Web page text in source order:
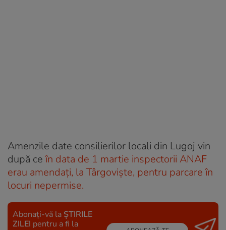
Amenzile date consilierilor locali din Lugoj vin
după ceîn data de 1 martie inspectorii ANAF
erau amendaţi, la Târgovişte, pentru parcare în
locuri nepermise.
Abonați-vă la ȘTIRILE
ZILEI pentru a fi la